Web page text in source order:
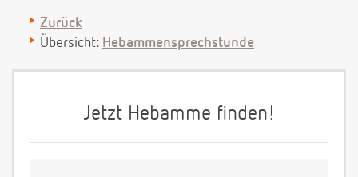
Zurück
Übersicht: Hebammensprechstunde
Jetzt Hebamme finden!